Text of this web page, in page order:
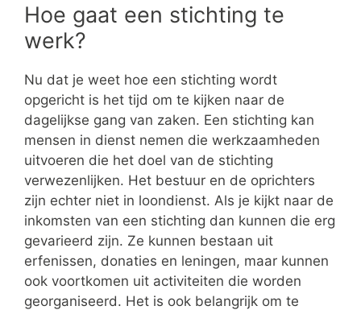
Hoe gaat een stichting te
werk?
Nu dat je weet hoe een stichting wordt
opgericht is het tijd om te kijken naar de
dagelijkse gang van zaken. Een stichting kan
mensen in dienst nemen die werkzaamheden
uitvoeren die het doel van de stichting
verwezenlijken. Het bestuur en de oprichters
zijn echter niet in loondienst. Als je kijkt naar de
inkomsten van een stichting dan kunnen die erg
gevarieerd zijn. Ze kunnen bestaan uit
erfenissen, donaties en leningen, maar kunnen
ook voortkomen uit activiteiten die worden
georganiseerd. Het is ook belangrijk om te